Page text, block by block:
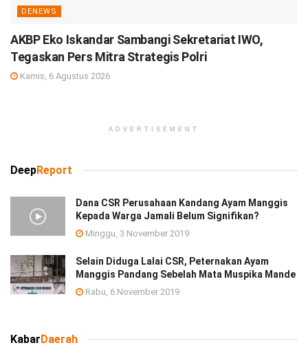
DENEWS
AKBP Eko Iskandar Sambangi Sekretariat IWO,
Tegaskan Pers Mitra Strategis Polri
Kamis, 6 Agustus 2026
ADVERTISEMENT
DeepReport
Dana CSR Perusahaan Kandang Ayam Manggis
Kepada Warga Jamali Belum Signifikan?
Minggu, 3 November 2019
Selain Diduga Lalai CSR, Peternakan Ayam
Manggis Pandang Sebelah Mata Muspika Mande
Rabu, 6 November 2019
Kabar Daerah